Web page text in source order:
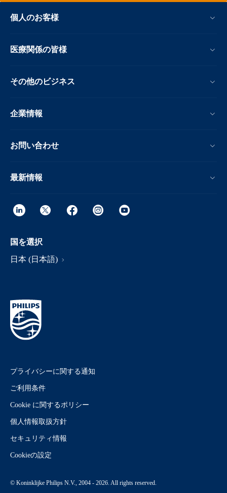
個人のお客様
医療関係の皆様
その他のビジネス
企業情報
お問い合わせ
最新情報
国を選択
日本 (日本語)
プライバシーに関する通知
ご利用条件
Cookie に関するポリシー
個人情報取扱方針
セキュリティ情報
Cookieの設定
© Koninklijke Philips N.V., 2004 - 2026. All rights reserved.